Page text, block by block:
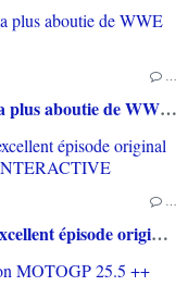
[TEST] WWE 2K26 PS5 : La version la plus aboutie de WWE 2K depuis la pause
[TEST] 007 FIRST LIGHT PS5 : Un excellent épisode original de James Bond avec le savoir-faire de IO INTERACTIVE